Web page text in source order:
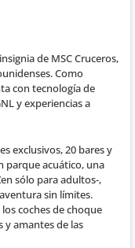
de MSC Cruceros,
Como
con tecnología de
y experiencias a
exclusivos, 20 bares y
parque acuático, una
sólo para adultos-,
sin límites.
coches de choque
y amantes de las